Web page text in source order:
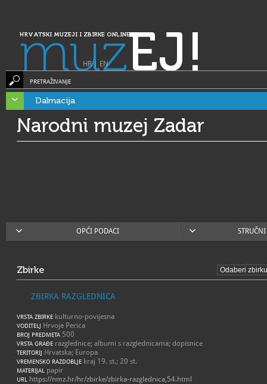
HRVATSKI MUZEJI I ZBIRKE ONLINE
muzEJ!
HR| EN
PRETRAŽIVANJE
Dalmacija
Narodni muzej Zadar
OPĆI PODACI
Zbirke
ZBIRKA RAZGLEDNICA
VRSTA ZBIRKE kulturno-povijesna
VODITELJ Hrvoje Perica
BROJ PREDMETA 500
VRSTA GRAĐE razglednice; albumi s razglednicama; dopisnice
TERITORIJ Hrvatska; Europa
VREMENSKO RAZDOBLJE kraj 19. st.; 20 st.
MATERIJAL papir
URL https://nmz.hr/hr/zbirke/zbirka-razglednica,54.html